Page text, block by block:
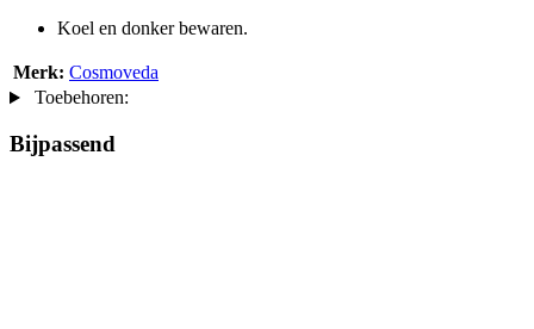
Koel en donker bewaren.
Merk: Cosmoveda
Toebehoren:
Bijpassend